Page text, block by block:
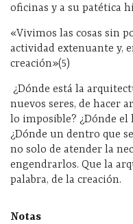
oficinas y a su patética
«Vivimos las cosas sin
actividad extenuante y,
creación»(5)
¿Dónde está la
nuevos seres, de hacer
lo imposible? ¿Dónde el
¿Dónde un dentro que
no solo de atender la
engendrarlos. Que la
palabra, de la creación.
Notas